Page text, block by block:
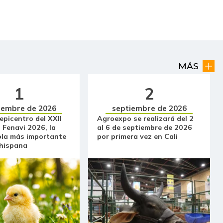
-
$ 23.059,00
$ 18.978,00 -
$ 112.431,00 -$ 402,00
$ 1.891,00 +$ 152,00 +8,74%
$ 4.050,00 -$ 700,00 -14,74%
$ 2.759,00 - -
MÁS
1
de 2026
del XXII
Fenavi 2026, la
más importante
2
septiembre de 2026
Agroexpo se realizará del 2
al 6 de septiembre de 2026
por primera vez en Cali